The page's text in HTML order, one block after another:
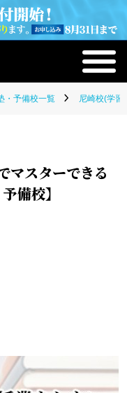
・予備校一覧 尼崎校(学習
マスターできる
備校】